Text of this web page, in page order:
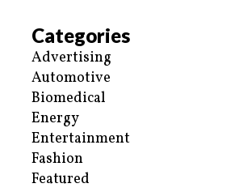
Categories
Advertising
Automotive
Biomedical
Energy
Entertainment
Fashion
Featured